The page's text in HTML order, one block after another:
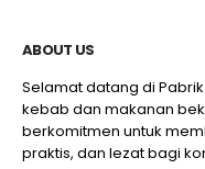
ABOUT US
Selamat datang di
kebab dan makanan
berkomitmen untuk
praktis, dan lezat bagi